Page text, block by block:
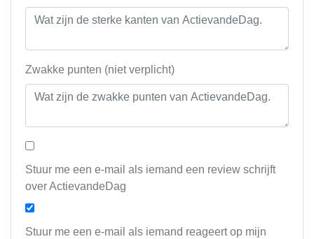
Zwakke punten (niet verplicht)
Stuur me een e-mail als iemand een review schrijft
over ActievandeDag
Stuur me een e-mail als iemand reageert op mijn